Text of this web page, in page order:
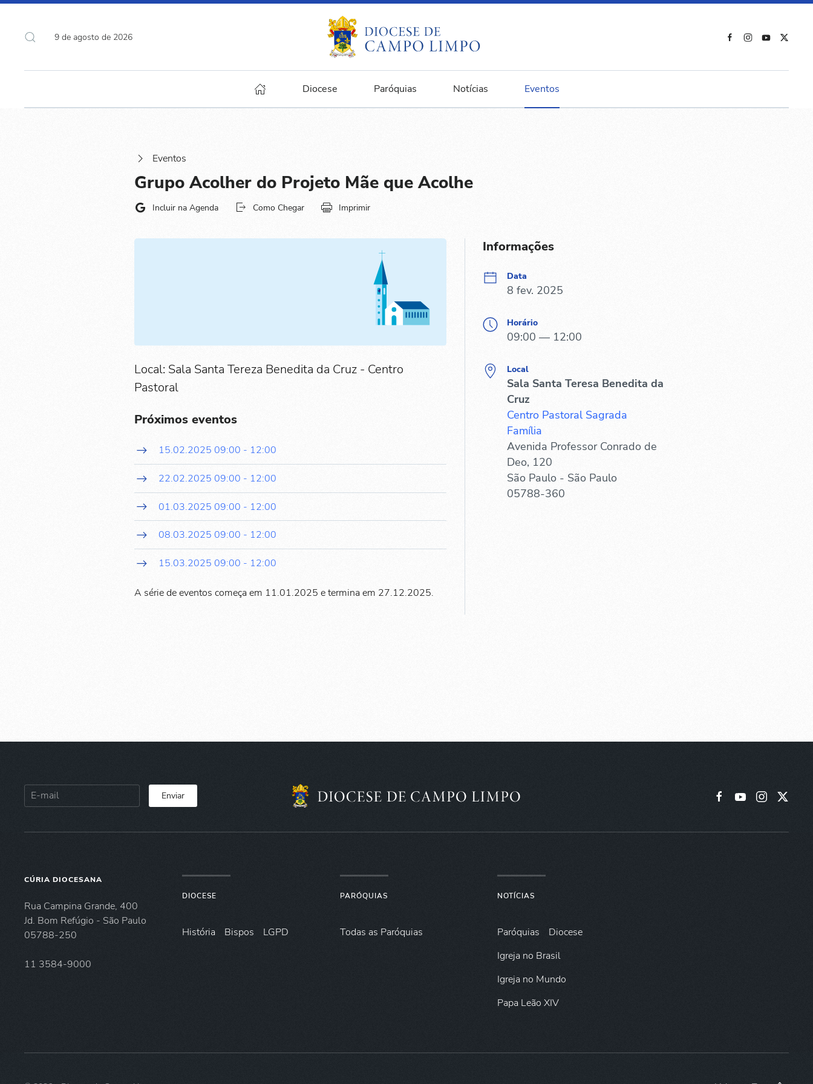
9 de agosto de 2026
Diocese Paróquias Notícias Eventos
Eventos
Grupo Acolher do Projeto Mãe que Acolhe
Incluir na Agenda Como Chegar Imprimir
Local: Sala Santa Tereza Benedita da Cruz - Centro
Pastoral
Próximos eventos
15.02.2025 09:00 - 12:00
22.02.2025 09:00 - 12:00
01.03.2025 09:00 - 12:00
08.03.2025 09:00 - 12:00
15.03.2025 09:00 - 12:00
A série de eventos começa em 11.01.2025 e termina em 27.12.2025.
Informações
Data
8 fev. 2025
Horário
09:00 — 12:00
Local
Sala Santa Teresa Benedita da
Cruz
Centro Pastoral Sagrada
Família
Avenida Professor Conrado de
Deo, 120
São Paulo - São Paulo
05788-360
Enviar
CÚRIA DIOCESANA
Rua Campina Grande, 400
Jd. Bom Refúgio - São Paulo
05788-250
11 3584-9000
DIOCESE
História Bispos LGPD
PARÓQUIAS
Todas as Paróquias
NOTÍCIAS
Paróquias
Diocese
Igreja no Brasil
Igreja no Mundo
Papa Leão XIV